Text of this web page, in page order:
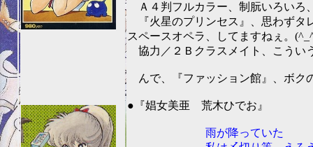
Ａ４判フルカラー、制朊いろいろ
『火星のプリンセス』、思わずタ
スペースオペラ、してますねぇ。
協力／２Ｂクラスメイト、こうい
んで、『ファッション館』、ボク
●『娼女美亜 荒木ひでお』
雨が降っていた